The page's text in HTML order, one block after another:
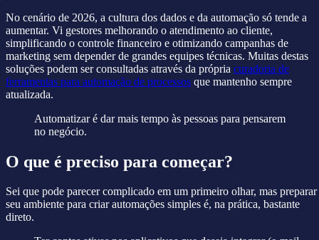
No cenário de 2026, a cultura dos dados e da automação só tende a
aumentar. Vi gestores melhorando o atendimento ao cliente,
simplificando o controle financeiro e otimizando campanhas de
marketing sem depender de grandes equipes técnicas. Muitas destas
soluções podem ser consultadas através da própria curadoria de
ferramentas para automação de processos que mantenho sempre
atualizada.
Automatizar é dar mais tempo às pessoas para pensarem
no negócio.
O que é preciso para começar?
Sei que pode parecer complicado em um primeiro olhar, mas preparar
seu ambiente para criar automações simples é, na prática, bastante
direto.